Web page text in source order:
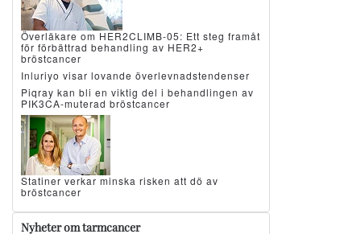
Överläkare om HER2CLIMB-05: Ett steg framåt
för förbättrad behandling av HER2+
bröstcancer
Inluriyo visar lovande överlevnadstendenser
Piqray kan bli en viktig del i behandlingen av
PIK3CA-muterad bröstcancer
Statiner verkar minska risken att dö av
bröstcancer
Nyheter om tarmcancer